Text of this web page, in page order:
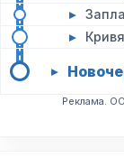
▸
▸
▸
Реклама.